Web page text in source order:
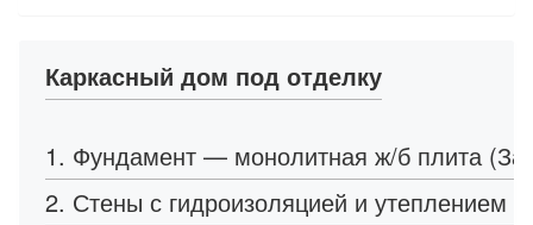
Каркасный дом под отделку
1. Фундамент — монолитная ж/б плита
2. Стены с гидроизоляцией и утеплением